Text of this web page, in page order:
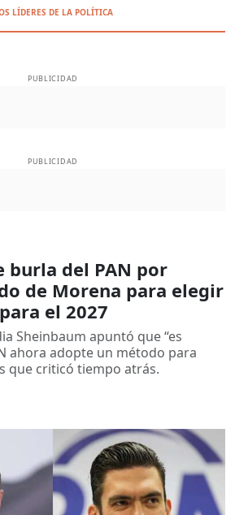
LÍDERES DE LA POLÍTICA
PUBLICIDAD
PUBLICIDAD
burla del PAN por
de Morena para elegir
el 2027
Sheinbaum apuntó que “es
ahora adopte un método para
que criticó tiempo atrás.